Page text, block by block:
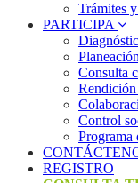
Trámites
PARTICIPA
Consulta
Rendición
Control
Programa
REGISTRO